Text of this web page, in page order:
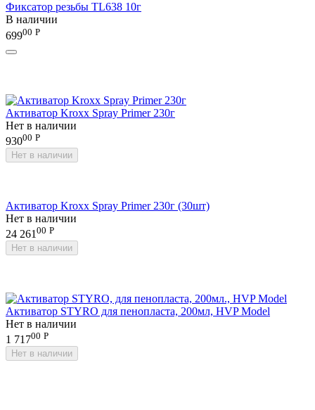
Фиксатор резьбы TL638 10г
В наличии
69900 Р
Активатор Kroxx Spray Primer 230г
Нет в наличии
93000 Р
Нет в наличии
Активатор Kroxx Spray Primer 230г (30шт)
Нет в наличии
24 261 00 Р
Нет в наличии
Активатор STYRO для пенопласта, 200мл, HVP Model
Нет в наличии
1 71700 Р
Нет в наличии